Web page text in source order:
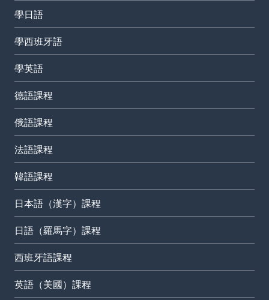
學日語
學西班牙語
學英語
德語課程
俄語課程
法語課程
韓語課程
日本語（漢字）課程
日語（羅馬字）課程
西班牙語課程
英語（美國）課程